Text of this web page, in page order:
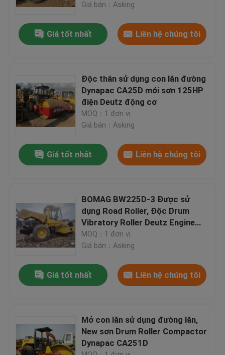
Các sản phẩm
Về chúng tôi
Tham quan nhà máy
Liên hệ chúng tôi
Company News
Crawler Bulldozer đã qua sử dụng
Xe ủi đất đã qua sử dụng CAT
Giá bán：Asking
Giá tốt nhất Liên hệ chúng tôi
Độc thân sử dụng con lăn đường
Dynapac CA25D mới sơn 125HP
điện Deutz động cơ
MOQ：1 đơn vị
Giá bán：Asking
Giá tốt nhất Liên hệ chúng tôi
BOMAG BW225D-3 Được sử
dụng Road Roller, Độc Drum
Vibratory Roller Deutz Engine
147kw
MOQ：1 đơn vị
Giá bán：Asking
Giá tốt nhất Liên hệ chúng tôi
Mở con lăn sử dụng đường lăn,
New sơn Drum Roller Compactor
Dynapac CA251D